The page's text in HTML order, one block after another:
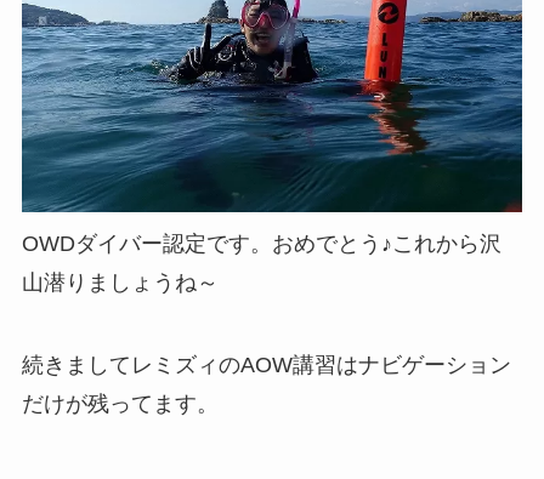
OWDダイバー認定です。おめでとう♪これから沢
山潜りましょうね～
続きましてレミズィのAOW講習はナビゲーション
だけが残ってます。